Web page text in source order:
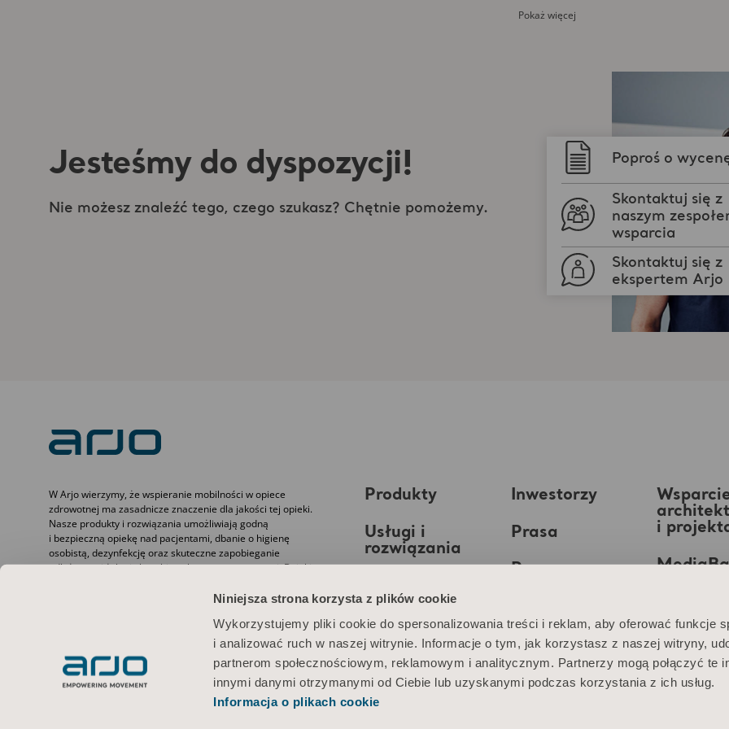
Niniejsza strona korzysta z plików cookie
Wykorzystujemy pliki cookie do spersonalizowania treści i reklam, aby oferować funkcje
i analizować ruch w naszej witrynie. Informacje o tym, jak korzystasz z naszej witryny,
partnerom społecznościowym, reklamowym i analitycznym. Partnerzy mogą połączyć te
innymi danymi otrzymanymi od Ciebie lub uzyskanymi podczas korzystania z ich usług.
Informacja o plikach cookie
Pokaż więcej
Jesteśmy do dyspozycji!
Nie możesz znaleźć tego, czego szukasz? Chętnie pomożemy.
Poproś o
Skontaktuj się z
naszym
wsparcia
Skontaktuj się z
ekspertem Arjo
W Arjo wierzymy, że wspieranie mobilności w opiece
zdrowotnej ma zasadnicze znaczenie dla jakości tej opieki.
Nasze produkty i rozwiązania umożliwiają godną
i bezpieczną opiekę nad pacjentami, dbanie o higienę
osobistą, dezynfekcję oraz skuteczne zapobieganie
odleżynom i żylnej chorobie zakrzepowo-zatorowej. Dzięki
letniemu doświadczeniu w realizowaniu potrzeb pacjentów
wyników w pracy z osobami o ograniczonej sprawności
Produkty
Usługi i
rozwiązania
O nas
Kontakt
Inwestorzy
Prasa
Praca
i
Polityka prywatności Polityka internetowa
Informacja o plikach cookie